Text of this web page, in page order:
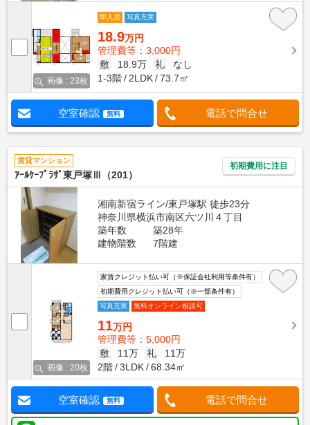
画像 : 23枚
即入居 写真充実
18.9万円
管理費等：3,000円
敷
18.9万 礼
なし
1-3階
2LDK 73.7㎡
空室確認 無料 電話で問合せ
賃貸マンション
ｱｰﾙｹｰﾌﾟﾗｻﾞ東戸塚Ⅲ（201）
初期費用に注目
湘南新宿ライン/東戸塚駅 徒歩23分
神奈川県横浜市南区六ツ川４丁目
築年数
築28年
建物階数
7階建
画像 : 20枚
家賃クレジット払い可（※保証会社利用等条件有）
初期費用クレジット払い可（※一部条件有）
写真充実
無料オンライン相談可
11万円
管理費等：5,000円
敷
11万 礼
11万
2階
3LDK 68.34㎡
空室確認 無料 電話で問合せ